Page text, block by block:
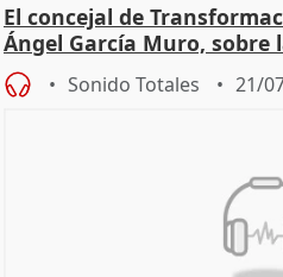
El concejal de
Ángel García Muro, sobre
Sonido Totales 21/